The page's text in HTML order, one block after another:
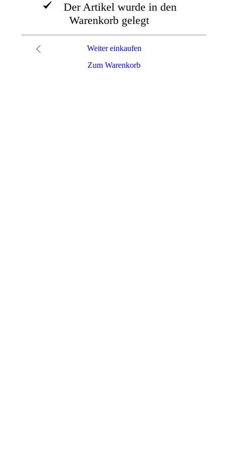
Der Artikel wurde in den
Warenkorb gelegt
Zum Warenkorb
Weiter einkaufen